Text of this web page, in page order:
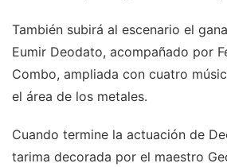
También subirá al escenario el
Eumir Deodato, acompañado por
Combo, ampliada con cuatro
el área de los metales.
Cuando termine la actuación de
tarima decorada por el maestro